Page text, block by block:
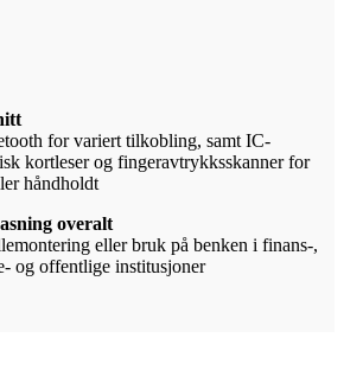
for variert tilkobling, samt IC-
kortleser og fingeravtrykksskanner for
håndholdt
overalt
eller bruk på benken i finans-,
og offentlige institusjoner